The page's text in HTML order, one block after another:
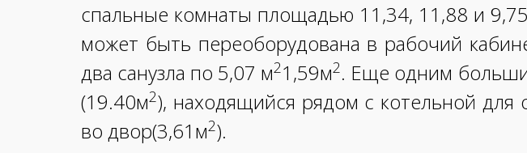
спальные комнаты площадью 11,34, 11,88 и
может быть переоборудована в рабочий
два санузла по 5,07 м21,59м2. Еще одним
(19.40м2), находящийся рядом с котельной для
во двор(3,61м2).